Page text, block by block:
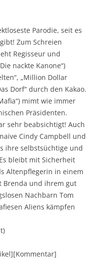
Parodie, seit es
Zum Schreien
Regisseur und
nackte Kanone“)
„Million Dollar
Dorf“ durch den Kakao.
mimt wie immer
Präsidenten.
sehr beabsichtigt! Auch
Cindy Campbell und
ihre selbstsüchtige und
bleibt mit Sicherheit
Altenpflegerin in einem
Brenda und ihrem gut
Nachbarn Tom
Aliens kämpfen